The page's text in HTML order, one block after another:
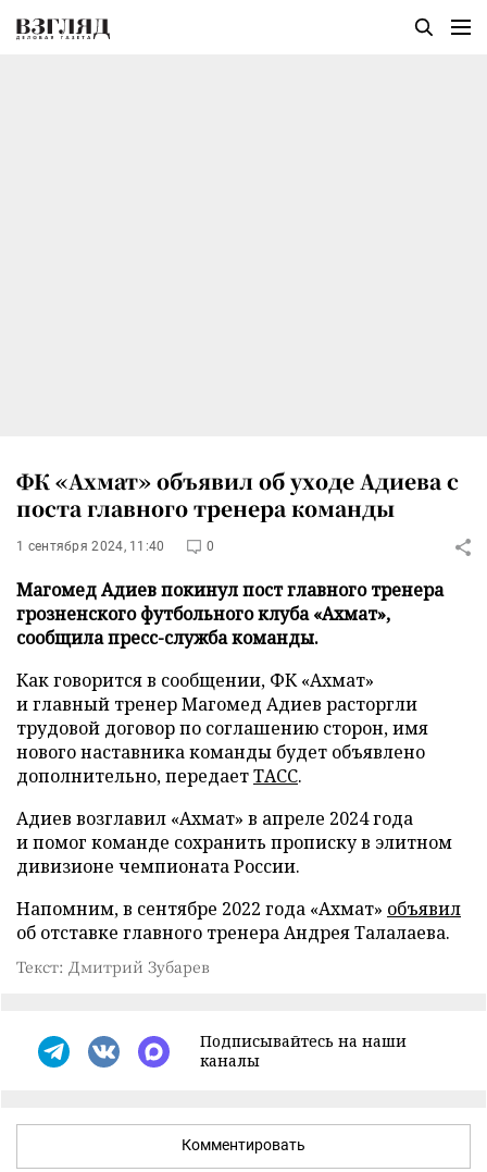
ФК «Ахмат» объявил об уходе Адиева с
поста главного тренера команды
1 сентября 2024, 11:40 0
Магомед Адиев покинул пост главного тренера
грозненского футбольного клуба «Ахмат»,
сообщила пресс-служба команды.
Как говорится в сообщении, ФК «Ахмат»
и главный тренер Магомед Адиев расторгли
трудовой договор по соглашению сторон, имя
нового наставника команды будет объявлено
дополнительно, передаетТАСС.
Адиев возглавил «Ахмат» в апреле 2024 года
и помог команде сохранить прописку в элитном
дивизионе чемпионата России.
Напомним, в сентябре 2022 года «Ахмат» объявил
об отставке главного тренера Андрея Талалаева.
Текст: Дмитрий Зубарев
Подписывайтесь на наши
каналы
Комментировать